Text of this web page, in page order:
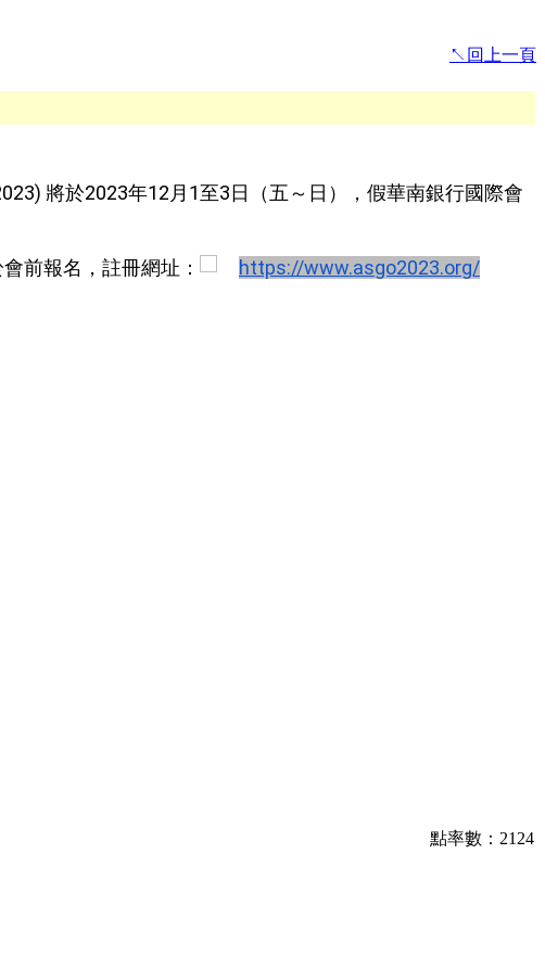
↖回上一頁
將於2023年12月1至3日（五～日） ， 假華南銀行國際會
前報名， 註冊網址：
https://www.asgo2023.org/
點率數：2124